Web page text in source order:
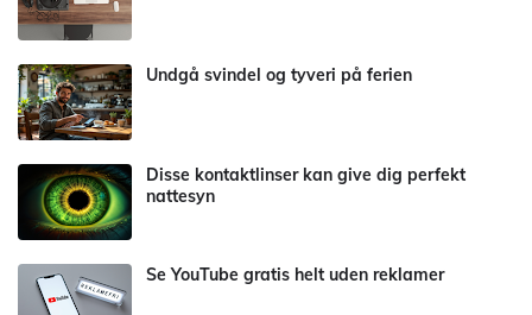
Undgå svindel og tyveri på ferien
Disse kontaktlinser kan give dig perfekt
nattesyn
Se YouTube gratis helt uden reklamer